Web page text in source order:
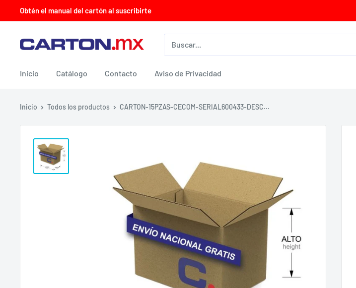
directamente
contenido
Obtén el manual del cartón al suscribirte
CARTON.MX
Inicio Catálogo Contacto Aviso de Privacidad
Inicio Todos los productos CARTON-15PZAS-CECOM-SERIAL600433-DESC...